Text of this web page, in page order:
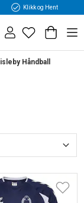
Klikk og Hent
Håndball